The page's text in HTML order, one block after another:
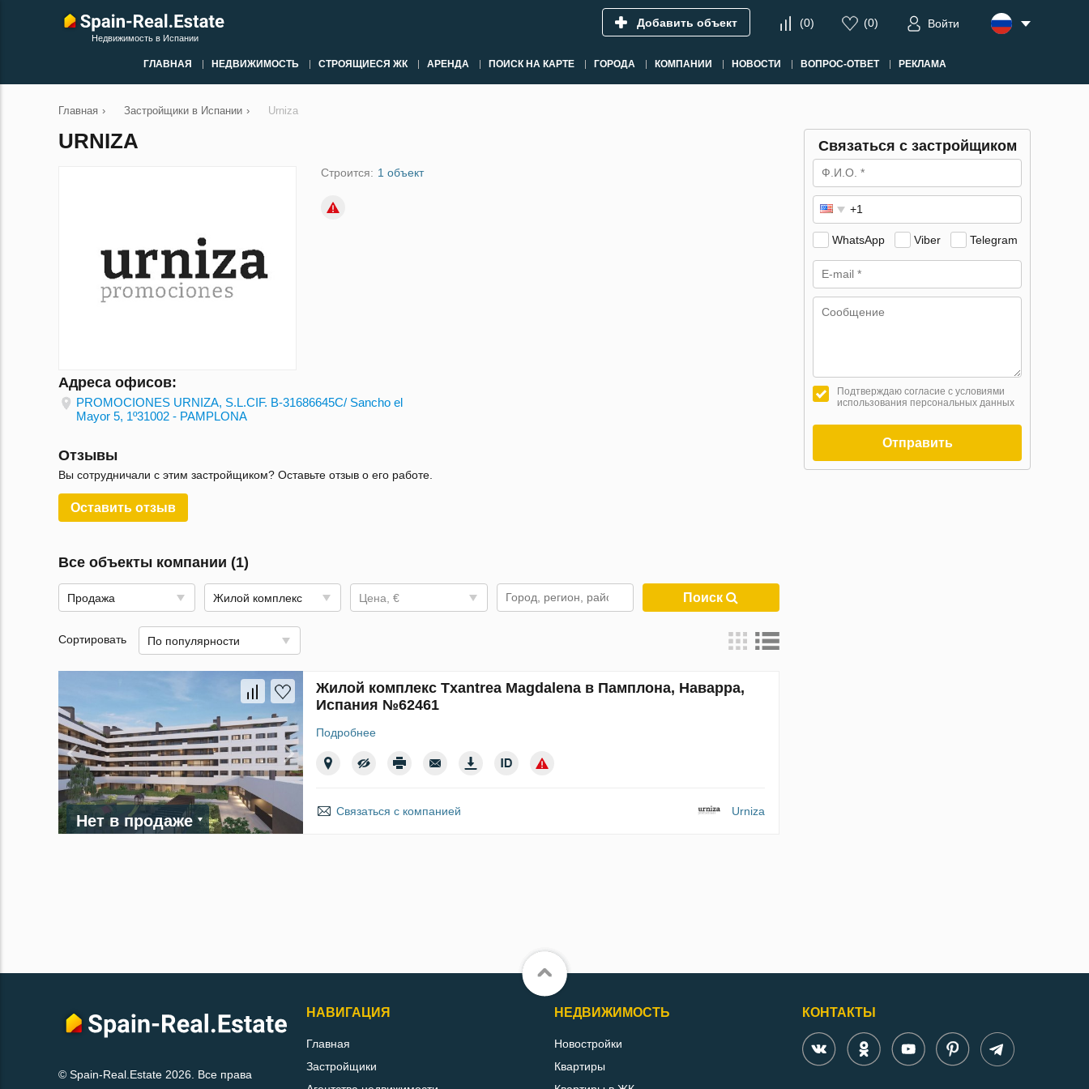
Недвижимость в Испании
Добавить объект (0) (0) Войти
ГЛАВНАЯ НЕДВИЖИМОСТЬ СТРОЯЩИЕСЯ ЖК АРЕНДА ПОИСК НА КАРТЕ ГОРОДА КОМПАНИИ НОВОСТИ ВОПРОС-ОТВЕТ РЕКЛАМА
Главная › Застройщики в Испании › Urniza
URNIZA
Строится: 1 объект
Адреса офисов:
PROMOCIONES URNIZA, S.L.CIF. B-31686645C/ Sancho el
Mayor 5, 1º31002 - PAMPLONA
Отзывы
Вы сотрудничали с этим застройщиком? Оставьте отзыв о его работе.
Оставить отзыв
Все объекты компании (1)
Продажа Жилой комплекс Цена, € Поиск
Сортировать По популярности
Нет в продаже
Жилой комплекс Txantrea Magdalena в Памплона, Наварра,
Испания №62461
Подробнее
Связаться с компанией Urniza
Связаться с застройщиком
WhatsApp Viber Telegram
Подтверждаю согласие с условиями
использования персональных данных
Отправить
© Spain-Real.Estate 2026. Все права
НАВИГАЦИЯ
Главная
Застройщики
НЕДВИЖИМОСТЬ
Новостройки
Квартиры
КОНТАКТЫ